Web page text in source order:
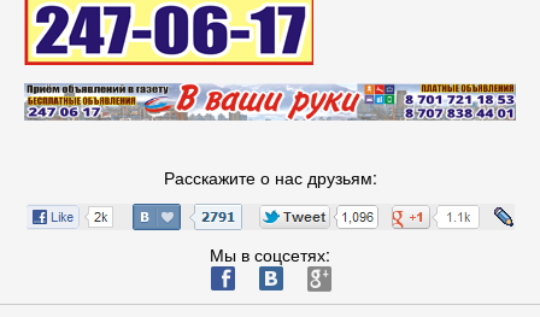
Расскажите о нас друзьям:
Мы в соцсетях:
ä æ è